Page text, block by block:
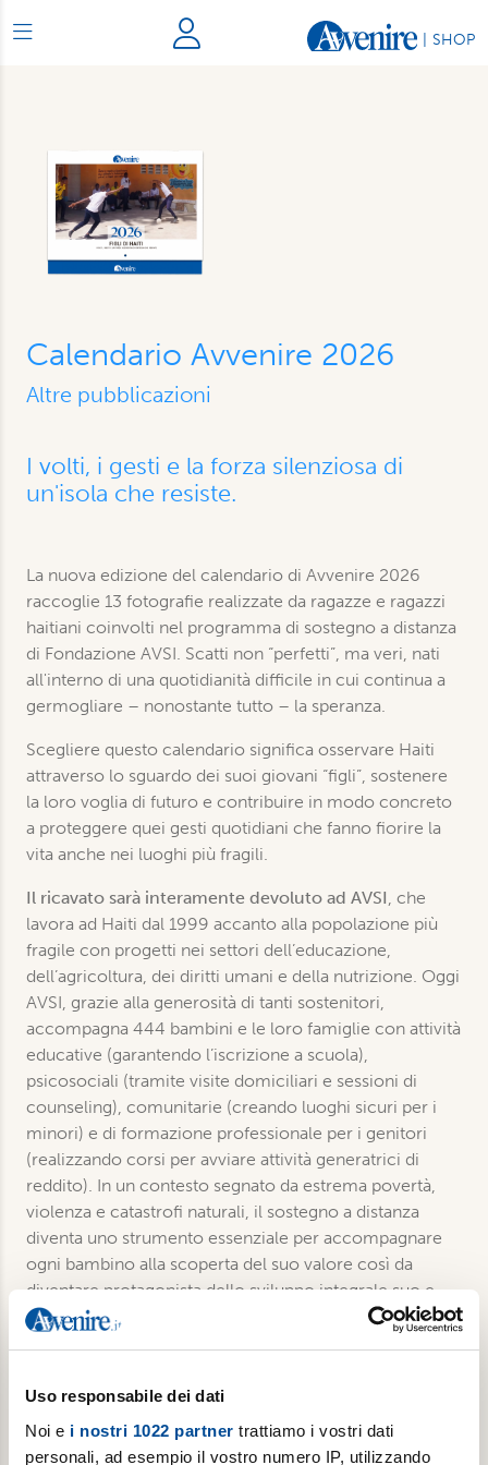
Uso responsabile dei dati
Noi e i nostri 1022 partner trattiamo i vostri dati
personali, ad esempio il vostro numero IP, utilizzando
SHOP
Calendario Avvenire 2026
Altre pubblicazioni
I volti, i gesti e la forza silenziosa di
un'isola che resiste.
La nuova edizione del calendario di Avvenire 2026
raccoglie 13 fotografie realizzate da ragazze e ragazzi
haitiani coinvolti nel programma di sostegno a distanza
di Fondazione AVSI. Scatti non “perfetti”, ma veri, nati
all'interno di una quotidianità difficile in cui continua a
germogliare – nonostante tutto – la speranza.
Scegliere questo calendario significa osservare Haiti
attraverso lo sguardo dei suoi giovani “figli”, sostenere
la loro voglia di futuro e contribuire in modo concreto
a proteggere quei gesti quotidiani che fanno fiorire la
vita anche nei luoghi più fragili.
Il ricavato sarà interamente devoluto ad AVSI, che
lavora ad Haiti dal 1999 accanto alla popolazione più
fragile con progetti nei settori dell’educazione,
dell’agricoltura, dei diritti umani e della nutrizione. Oggi
AVSI, grazie alla generosità di tanti sostenitori,
accompagna 444 bambini e le loro famiglie con attività
educative (garantendo l’iscrizione a scuola),
psicosociali (tramite visite domiciliari e sessioni di
counseling), comunitarie (creando luoghi sicuri per i
minori) e di formazione professionale per i genitori
(realizzando corsi per avviare attività generatrici di
reddito). In un contesto segnato da estrema povertà,
violenza e catastrofi naturali, il sostegno a distanza
diventa uno strumento essenziale per accompagnare
ogni bambino alla scoperta del suo valore così da
diventare protagonista dello sviluppo integrale suo e
della sua comunità.
€ 15,00
Aggiungi al carrello